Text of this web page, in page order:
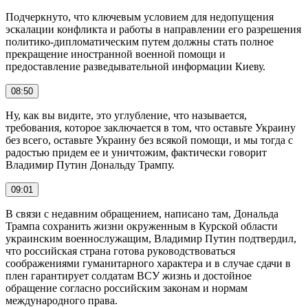
Подчеркнуто, что ключевым условием для недопущения
эскалации конфликта и работы в направлении его разрешения
политико-дипломатическим путем должны стать полное
прекращение иностранной военной помощи и
предоставление разведывательной информации Киеву.
08:50
Ну, как вы видите, это углубление, что называется,
требования, которое заключается в том, что оставьте Украину
без всего, оставьте Украину без всякой помощи, и мы тогда с
радостью придем ее и уничтожим, фактически говорит
Владимир Путин Дональду Трампу.
09:01
В связи с недавним обращением, написано там, Дональда
Трампа сохранить жизни окруженным в Курской области
украинским военнослужащим, Владимир Путин подтвердил,
что российская страна готова руководствоваться
соображениями гуманитарного характера и в случае сдачи в
плен гарантирует солдатам ВСУ жизнь и достойное
обращение согласно российским законам и нормам
международного права.